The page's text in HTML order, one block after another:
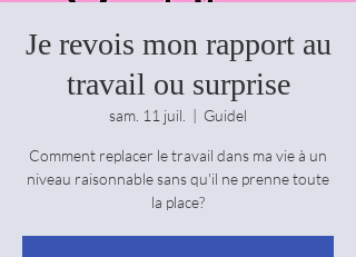
Je revois mon rapport au
travail ou surprise
sam. 11 juil.
  |
Guidel
Comment replacer le travail dans ma vie à un
niveau raisonnable sans qu'il ne prenne toute
la place?